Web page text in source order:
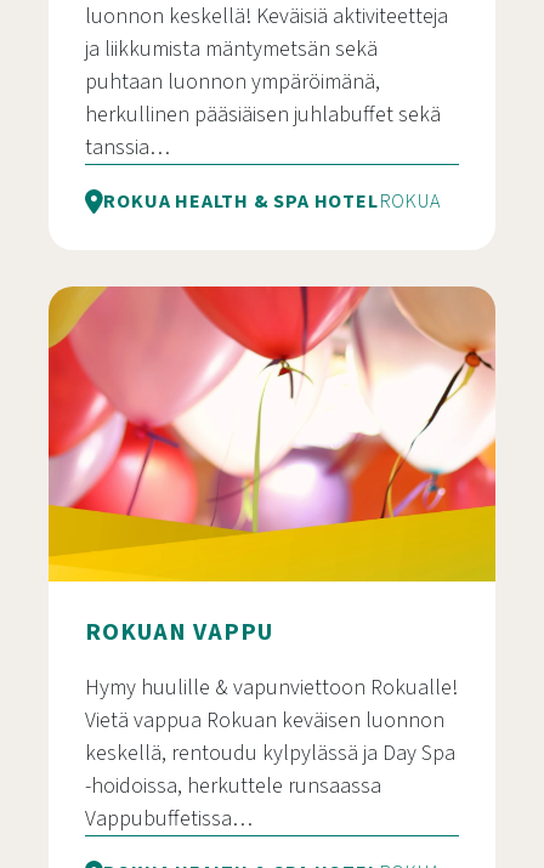
luonnon keskellä! Keväisiä aktiviteetteja
ja liikkumista mäntymetsän sekä
puhtaan luonnon ympäröimänä,
herkullinen pääsiäisen juhlabuffet sekä
tanssia…
ROKUA HEALTH & SPA HOTELROKUA
ROKUAN VAPPU
Hymy huulille & vapunviettoon Rokualle!
Vietä vappua Rokuan keväisen luonnon
keskellä, rentoudu kylpylässä ja Day Spa
-hoidoissa, herkuttele runsaassa
Vappubuffetissa…